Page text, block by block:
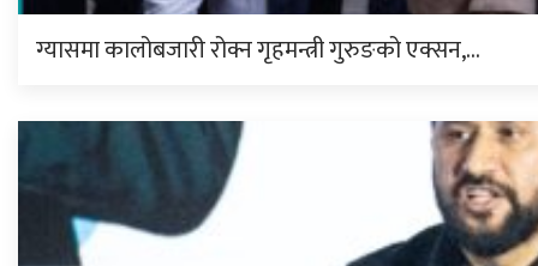
ग्यासमा कालोबजारी रोक्न गृहमन्त्री गुरुङको एक्सन,…